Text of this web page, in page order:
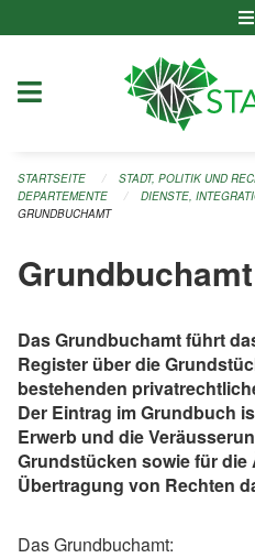
STARTSEITE STADT, POLITIK UND
DEPARTEMENTE
DIENSTE,
GRUNDBUCHAMT
Grundbuchamt
Das Grundbuchamt führt
Register über die
bestehenden
Der Eintrag im Grundbuch
Erwerb und die
Grundstücken sowie für die
Übertragung von Rechten
Das Grundbuchamt: